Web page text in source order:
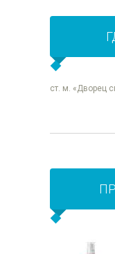
ст. м. «Дворец